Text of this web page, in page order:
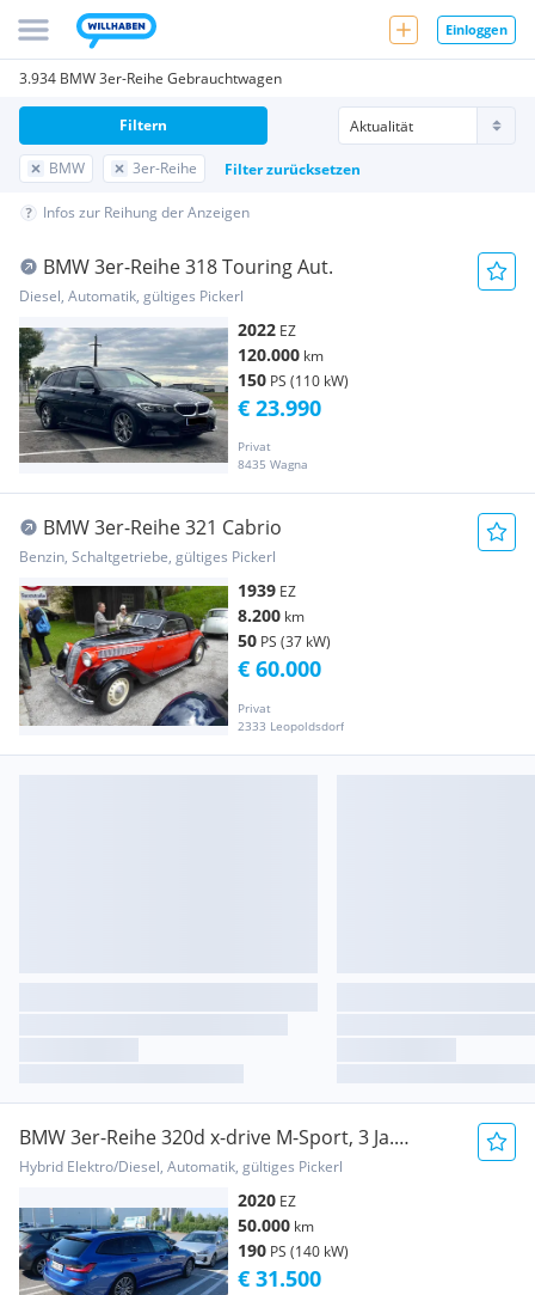
Einloggen
3.934 BMW 3er-Reihe Gebrauchtwagen
BMW 3er-Reihe Filter zurücksetzen
Filtern
Infos zur Reihung der Anzeigen
BMW 3er-Reihe 318 Touring Aut.
Diesel, Automatik, gültiges Pickerl
2022 EZ
120.000 km
150 PS (110 kW)
Privat
8435 Wagna
€ 23.990
BMW 3er-Reihe 321 Cabrio
Benzin, Schaltgetriebe, gültiges Pickerl
1939 EZ
8.200 km
50 PS (37 kW)
Privat
2333 Leopoldsdorf
€ 60.000
BMW 3er-Reihe 320d x-drive M-Sport, 3 Ja.
Garantie, AHK, LED erweitert
Hybrid Elektro/Diesel, Automatik, gültiges Pickerl
2020 EZ
50.000 km
190 PS (140 kW)
€ 31.500